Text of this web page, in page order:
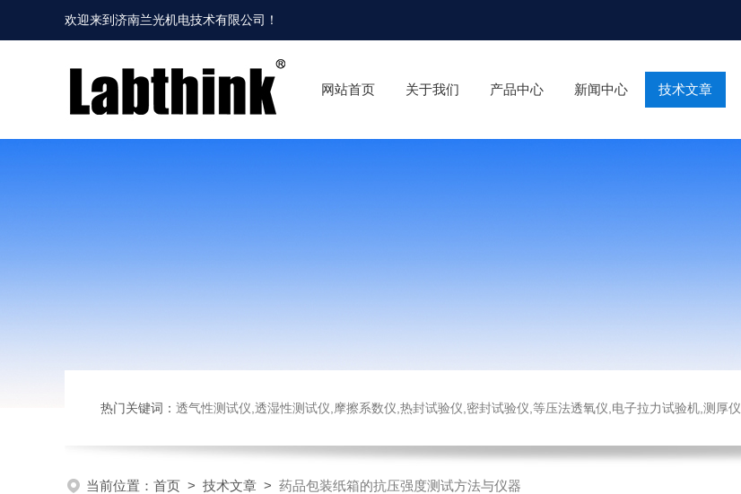
欢迎来到济南兰光机电技术有限公司 ！
网站首页 关于我们 产品中心 新闻中心 技术文章
热门关键词： 透气性测试仪,透湿性测试仪,摩擦系数仪,热封试验仪,密封试验仪,等压法透氧仪,电子拉力试验机,测厚仪,瓶盖扭矩仪,顶空残氧仪
当前位置： 首页 > 技术文章 > 药品包装纸箱的抗压强度测试方法与仪器